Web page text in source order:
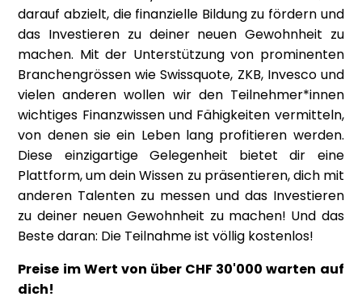
darauf abzielt, die finanzielle Bildung zu fördern und
das Investieren zu deiner neuen Gewohnheit zu
machen. Mit der Unterstützung von prominenten
Branchengrössen wie Swissquote, ZKB, Invesco und
vielen anderen wollen wir den Teilnehmer*innen
wichtiges Finanzwissen und Fähigkeiten vermitteln,
von denen sie ein Leben lang profitieren werden.
Diese einzigartige Gelegenheit bietet dir eine
Plattform, um dein Wissen zu präsentieren, dich mit
anderen Talenten zu messen und das Investieren
zu deiner neuen Gewohnheit zu machen! Und das
Beste daran: Die Teilnahme ist völlig kostenlos!
Preise im Wert von über CHF 30'000 warten auf
dich!